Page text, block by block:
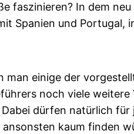
faszinieren? In dem
Spanien und Portugal,
man einige der
noch viele
dürfen natürlich
kaum finden